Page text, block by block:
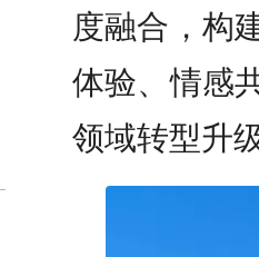
度融合，构
体验、情感
领域转型升